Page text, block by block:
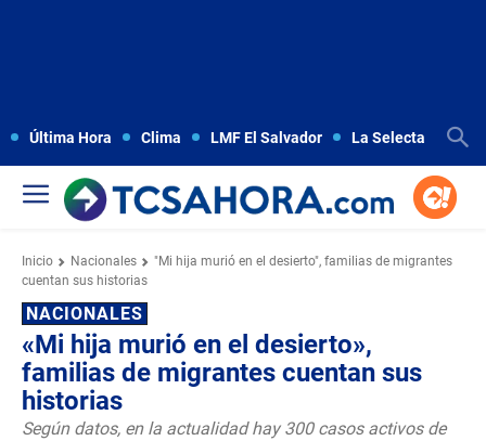
Última Hora Clima LMF El Salvador La Selecta
Inicio Nacionales
"Mi hija murió en el desierto", familias de migrantes
cuentan sus historias
NACIONALES
«Mi hija murió en el desierto»,
familias de migrantes cuentan sus
historias
Según datos, en la actualidad hay 300 casos activos de